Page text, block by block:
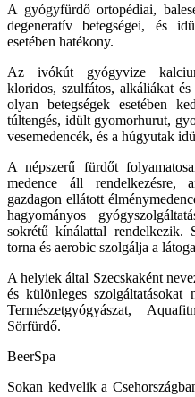
A gyógyfürdő ortopédiai,
degeneratív betegségei, és
esetében hatékony.
Az ivókút gyógyvize kalcium-
kloridos, szulfátos, alkáliákat
olyan betegségek esetében
túltengés, idült gyomorhurut,
vesemedencék, és a húgyutak
A népszerű fürdőt
medence áll rendelkezésre,
gazdagon ellátott
hagyományos
sokrétű kínálattal rendelkezik.
torna és aerobic szolgálja a
A helyiek által Szecskaként
és különleges szolgáltatásokat
Természetgyógyászat,
Sörfürdő.
BeerSpa
Sokan kedvelik a